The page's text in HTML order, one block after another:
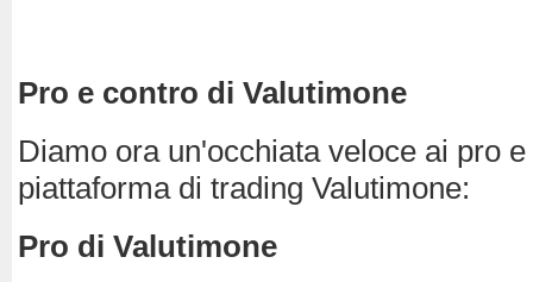
Pro e contro di Valutimone
Diamo ora un'occhiata veloce ai pro
piattaforma di trading Valutimone:
Pro di Valutimone